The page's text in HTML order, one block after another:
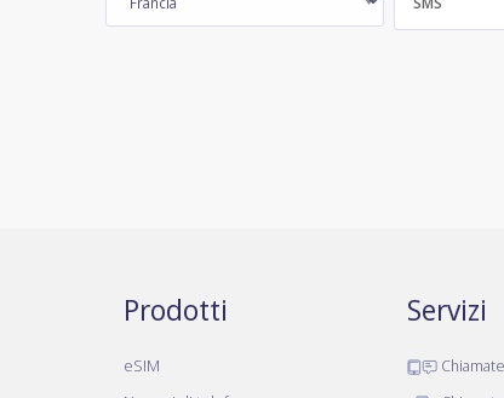
Prodotti
eSIM
Servizi